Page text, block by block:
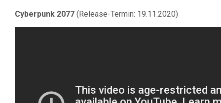
Cyberpunk 2077 (Release-Termin: 19.11.2020)